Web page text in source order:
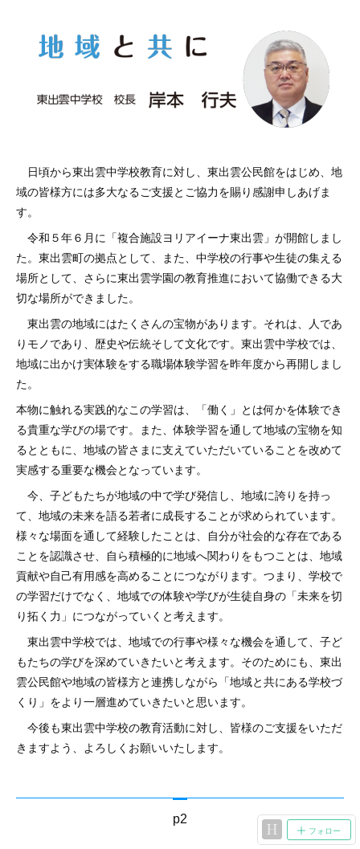
日頃から東出雲中学校教育に対し、東出雲公民館をはじめ、地
域の皆様方には多大なるご支援とご協力を賜り感謝申しあげま
す。
令和５年６月に「複合施設ヨリアイーナ東出雲」が開館しまし
た。東出雲町の拠点として、また、中学校の行事や生徒の集える
場所として、さらに東出雲学園の教育推進において協働できる大
切な場所ができました。
東出雲の地域にはたくさんの宝物があります。それは、人であ
りモノであり、歴史や伝統そして文化です。東出雲中学校では、
地域に出かけ実体験をする職場体験学習を昨年度から再開しまし
た。
本物に触れる実践的なこの学習は、「働く」とは何かを体験でき
る貴重な学びの場です。また、体験学習を通して地域の宝物を知
るとともに、地域の皆さまに支えていただいていることを改めて
実感する重要な機会となっています。
今、子どもたちが地域の中で学び発信し、地域に誇りを持っ
て、地域の未来を語る若者に成長することが求められています。
様々な場面を通して経験したことは、自分が社会的な存在である
ことを認識させ、自ら積極的に地域へ関わりをもつことは、地域
貢献や自己有用感を高めることにつながります。つまり、学校で
の学習だけでなく、地域での体験や学びが生徒自身の「未来を切
り拓く力」につながっていくと考えます。
東出雲中学校では、地域での行事や様々な機会を通して、子ど
もたちの学びを深めていきたいと考えます。そのためにも、東出
雲公民館や地域の皆様方と連携しながら「地域と共にある学校づ
くり」をより一層進めていきたいと思います。
今後も東出雲中学校の教育活動に対し、皆様のご支援をいただ
きますよう、よろしくお願いいたします。
p2
フォロー